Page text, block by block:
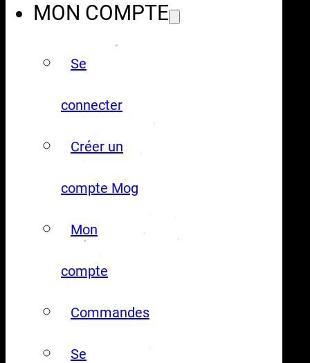
MON COMPTE
Se
connecter
Créer un
compte Mog
Mon
compte
Commandes
Se